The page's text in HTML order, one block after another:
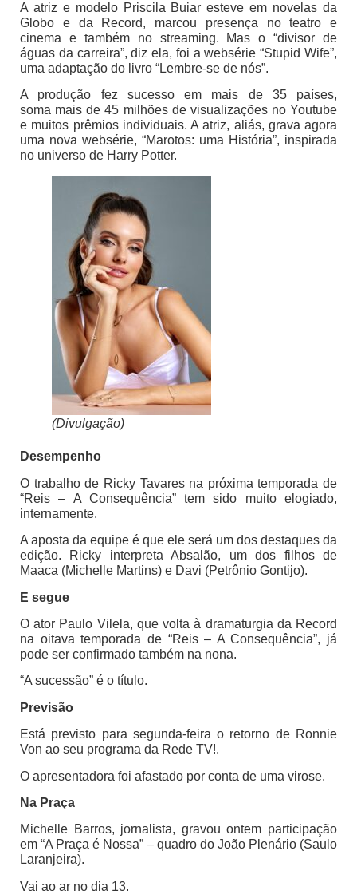
A atriz e modelo Priscila Buiar esteve em novelas da
Globo e da Record, marcou presença no teatro e
cinema e também no streaming. Mas o “divisor de
águas da carreira”, diz ela, foi a websérie “Stupid Wife”,
uma adaptação do livro “Lembre-se de nós”.
A produção fez sucesso em mais de 35 países,
soma mais de 45 milhões de visualizações no Youtube
e muitos prêmios individuais. A atriz, aliás, grava agora
uma nova websérie, “Marotos: uma História”, inspirada
no universo de Harry Potter.
(Divulgação)
Desempenho
O trabalho de Ricky Tavares na próxima temporada de
“Reis – A Consequência” tem sido muito elogiado,
internamente.
A aposta da equipe é que ele será um dos destaques da
edição. Ricky interpreta Absalão, um dos filhos de
Maaca (Michelle Martins) e Davi (Petrônio Gontijo).
E segue
O ator Paulo Vilela, que volta à dramaturgia da Record
na oitava temporada de “Reis – A Consequência”, já
pode ser confirmado também na nona.
“A sucessão” é o título.
Previsão
Está previsto para segunda-feira o retorno de Ronnie
Von ao seu programa da Rede TV!.
O apresentadora foi afastado por conta de uma virose.
Na Praça
Michelle Barros, jornalista, gravou ontem participação
em “A Praça é Nossa” – quadro do João Plenário (Saulo
Laranjeira).
Vai ao ar no dia 13.